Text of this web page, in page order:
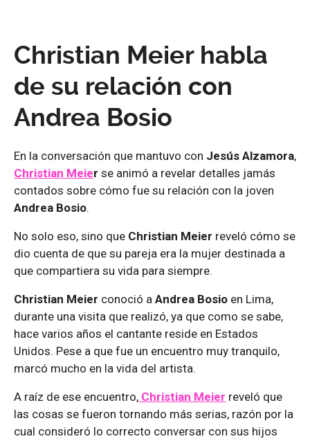
Christian Meier habla
de su relación con
Andrea Bosio
En la conversación que mantuvo con Jesús Alzamora,
Christian Meier se animó a revelar detalles jamás
contados sobre cómo fue su relación con la joven
Andrea Bosio.
No solo eso, sino que Christian Meier reveló cómo se
dio cuenta de que su pareja era la mujer destinada a
que compartiera su vida para siempre.
Christian Meier conoció a Andrea Bosio en Lima,
durante una visita que realizó, ya que como se sabe,
hace varios años el cantante reside en Estados
Unidos. Pese a que fue un encuentro muy tranquilo,
marcó mucho en la vida del artista.
A raíz de ese encuentro, Christian Meier reveló que
las cosas se fueron tornando más serias, razón por la
cual consideró lo correcto conversar con sus hijos